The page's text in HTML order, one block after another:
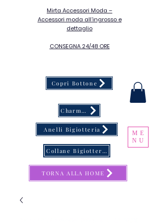
Mirta Accessori Moda –
Accessori moda all’ingrosso e
dettaglio
CONSEGNA 24/48 ORE
ME
NU
Copri Bottone
Charms & Catene Porta Occhiali
Anelli Bigiotteria
TORNA ALLA HOME
Collane Bigiotteria